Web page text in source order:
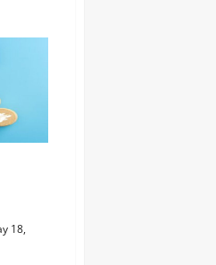
18,